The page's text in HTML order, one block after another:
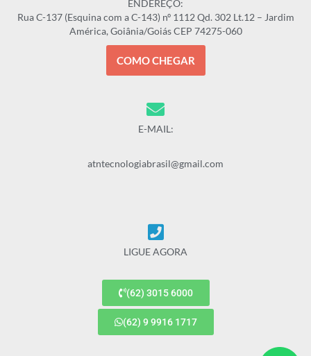
ENDEREÇO:
Rua C-137 (Esquina com a C-143) nº 1112 Qd. 302 Lt.12 – Jardim
América, Goiânia/Goiás CEP 74275-060
COMO CHEGAR
E-MAIL:
atntecnologiabrasil@gmail.com
LIGUE AGORA
(62) 3015 6000
(62) 9 9916 1717